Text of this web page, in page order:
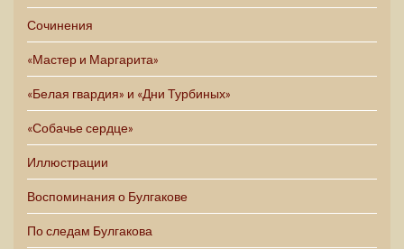
Сочинения
«Мастер и Маргарита»
«Белая гвардия» и «Дни Турбиных»
«Собачье сердце»
Иллюстрации
Воспоминания о Булгакове
По следам Булгакова